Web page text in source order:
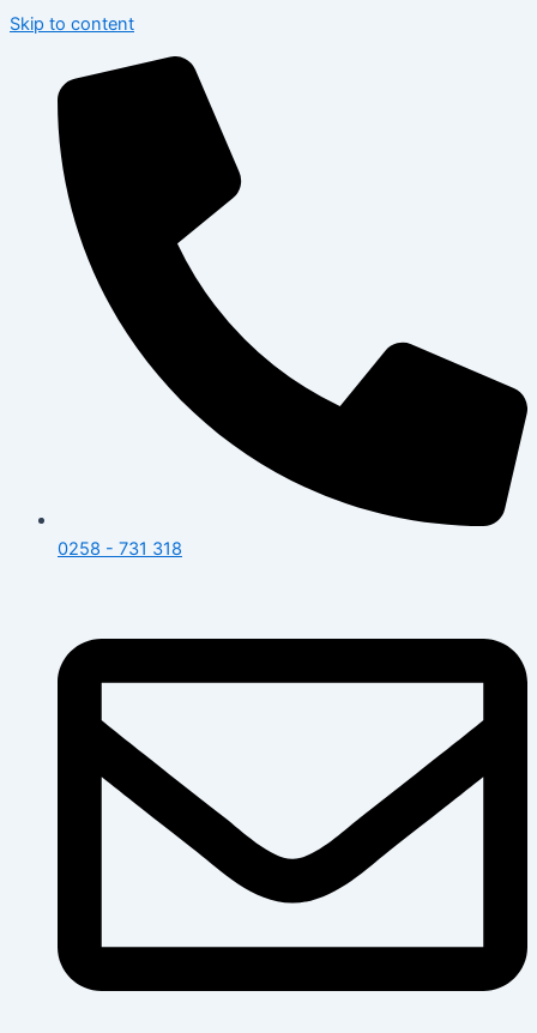
Skip to content
0258 - 731 318